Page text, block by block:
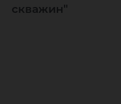
скважин"